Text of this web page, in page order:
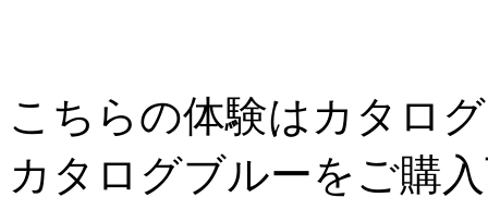
こちらの体験はカタロ
カタログブルーをご購